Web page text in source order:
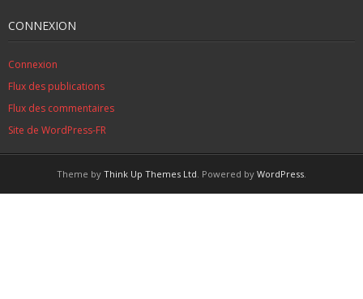
CONNEXION
Connexion
Flux des publications
Flux des commentaires
Site de WordPress-FR
Theme by Think Up Themes Ltd. Powered by WordPress.